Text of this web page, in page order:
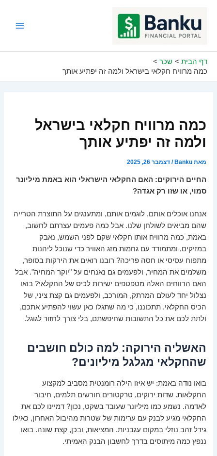
דף הבית
שכר
כמה מרוויח חקלאי בישראל ולמה זה יפתיע אותך
כמה מרוויח חקלאי בישראל
ולמה זה יפתיע אותך
מאתBanku
/דצמבר 26, 2025
החיים הירוקים: האם החקלאי הישראלי הוא באמת מיליונר
סמוי, או שזו רק אגדה?
אנחנו אוכלים אותם, לוגמים אותם, ומתענגים על התוצרת הטרייה
שהם מביאים לשולחן שלנו. אבל כמה פעמים עצרתם לחשוב,
באמת, כמה מרוויח אותו חקלאי שקם לפני השמש, נאבק
במזיקים, ומתמודד עם גחמות מזג האוויר כדי שנוכל ליהנות
מתפוח עסיסי או חסה פריכה? רובנו רואים את הירקות בסופר,
משלמים את המחיר, ולפעמים גם נאנחים על "יוקר המחיה". אבל
האם הרווחים האלה מטפטפים ישירות לכיס של החקלאי? בואו
נצלול יחד לעולם המרתק, המורכב, ולפעמים גם קצת ציני, של
הכיס החקלאי. תתכוננו, כי מה שתגלו כאן עשוי להפתיע אתכם,
ולתת לכם את כל התשובות שחיפשתם, בלי צורך לחזור לגוגל.
האשליה הירוקה: למה כולם חושבים
שהחקלאי מגלגל מיליונים?
בואו נודה באמת: יש איזו הילה רומנטית מסביב למקצוע
החקלאות. שדות ירוקים, טרקטורים חורשים תלמים, חיבור
לאדמה. נשמע כמו מיליונר שעובד בשקט, נכון? דמיינו לכם את
החקלאי מגיע לבנק עם ערימות של שטרות מהיבול האחרון, כאילו
גידל זהב נוזלי במקום עגבניות. המציאות, ובכן, קצת שונה. בואו
ננפץ כמה מיתוסים בדרך לחשבון הבנק האמיתי.